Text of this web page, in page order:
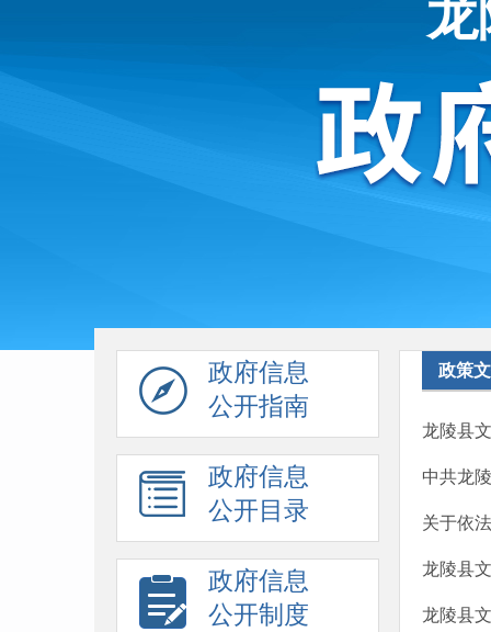
政府信息
公开指南
政府信息
公开目录
政府信息
公开制度
政策
龙陵县
中共龙
关于依
龙陵县
龙陵县